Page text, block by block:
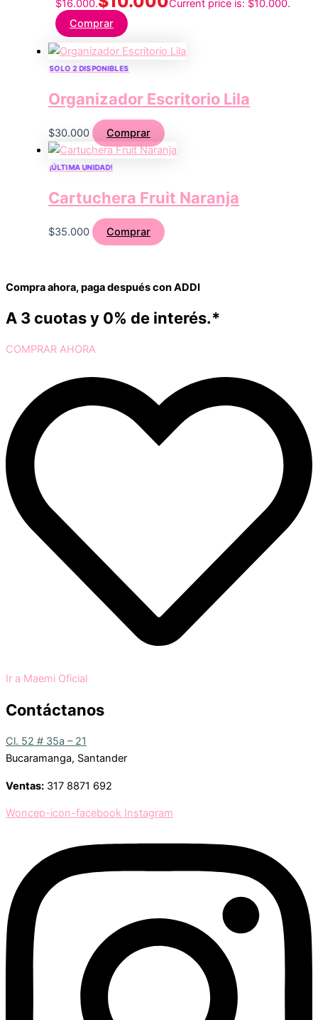
$16.000.
Current price is: $10.000.
Comprar
SOLO 2 DISPONIBLES
Organizador Escritorio Lila
$30.000 Comprar
¡ÚLTIMA UNIDAD!
Cartuchera Fruit Naranja
$35.000 Comprar
Compra ahora, paga después con ADDI
A 3 cuotas y 0% de interés.*
COMPRAR AHORA
Ir a Maemi Oficial
Contáctanos
Cl. 52 # 35a – 21
Bucaramanga, Santander
Ventas: 317 8871 692
Woncep-icon-facebook Instagram